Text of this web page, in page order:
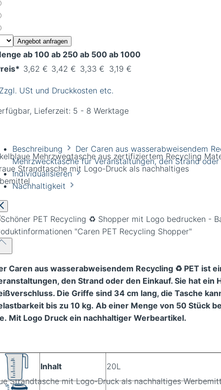
Mehrzwegtasche aus zertifiziertem Recycling
Strandtasche mit Logo-Druck als nachhaltiges
Angebot anfragen
ab 100 ab 250 ab 500 ab 1000
3,62 € 3,42 € 3,33 € 3,19 €
USt und Druckkosten etc.
Lieferzeit: 5 - 8 Werktage
Beschreibung
Der Caren aus wasserabweisendem
Mehrzwecktasche für Veranstaltungen, den Strand
Individualisieren
Nachhaltigkeit
"Caren PET Recycling Shopper"
Caren aus wasserabweisendem Recycling ♻️ PET ist
den Strand oder den Einkauf. Sie hat ein
Die Griffe sind 34 cm lang, die Tasche
bis zu 10 kg. Ab einer Menge von 50 Stück
Mit Logo Druck ein nachhaltiger Werbeartikel.
Inhalt 20L